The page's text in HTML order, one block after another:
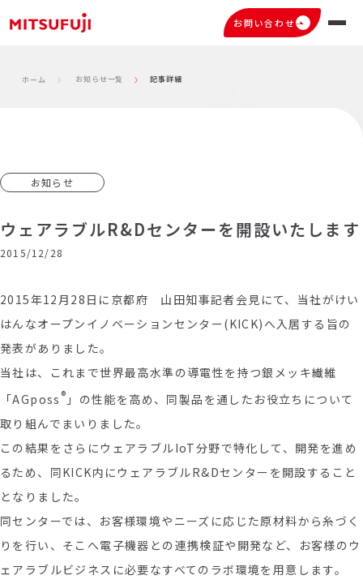
お問い合わせ
ホーム お知らせ一覧 記事詳細
お知らせ
ウェアラブルR&Dセンターを開設いたします
2015/12/28
2015年12月28日に京都府 山田知事記者会見にて、当社がけい
はんなオープンイノベーションセンター(KICK)へ入居する旨の
発表がありました。
当社は、これまで世界最高水準の導電性を持つ銀メッキ繊維
「AGposs ® 」の性能を高め、同製品を通したお役立ちについて
取り組んでまいりました。
この結果をさらにウェアラブルIoT分野で特化して、開発を進め
るため、同KICK内にウェアラブルR&Dセンターを開設すること
となりました。
同センターでは、お客様環境やニーズに応じた原材料から糸づく
りを行い、そこへ電子機器との連携検証や開発など、お客様のウ
ェアラブルビジネスに必要なすべてのラボ環境を用意します。